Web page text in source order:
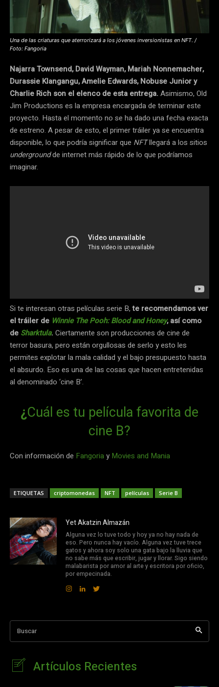
Una de las criaturas que aterrorizará a los jóvenes inversionistas en NFT. /
Foto: Fangoria
Najarra Townsend, David Wayman, Mariah Nonnemacher,
Durassie Klangangu, Amelie Edwards, Nobuse Junior y
Charlie Rich son el elenco de esta entrega. Asimismo, Old
Jim Productions es la empresa encargada de terminar este
proyecto. Hasta el momento no se ha dado una fecha exacta
de estreno. A pesar de esto, el primer tráiler ya se encuentra
disponible, lo que podría significar que NFTllegará a los sitios
undergroundde internet más rápido de lo que podríamos
imaginar.
Si te interesan otras películas serie B,te recomendamos ver
el tráiler de Winnie The Pooh: Blood and Honey, así como
de Sharktula. Ciertamente son producciones de cine de
terror basura, pero están orgullosas de serlo y esto les
permites explotar la mala calidad y el bajo presupuesto hasta
el absurdo. Eso es una de las cosas que hacen entretenidas
al denominado ‘cine B’.
¿Cuál es tu película favorita de
cine B?
Con información de Fangoriay Movies and Mania
ETIQUETAS criptomonedas NFT películas Serie B
Yet Akatzin Almazán
Alguna vez lo tuve todo y hoy ya no hay nada de
eso. Pero nunca hay vacío. Alguna vez tuve trece
gatos y ahora soy solo una gata bajo la lluvia que
no sabe más que escribir, jugar y llorar. Sigo siendo
malabarista por amor al arte y escritora por oficio,
por empecinada.
Buscar
Artículos Recientes